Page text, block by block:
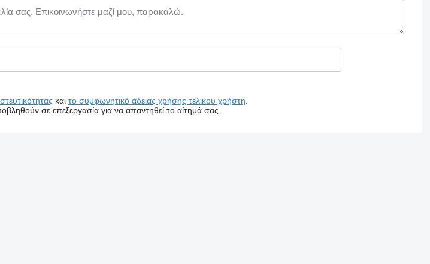
και το συμφωνητικό άδειας χρήσης τελικού χρήστη
σε επεξεργασία για να απαντηθεί το αίτημά σας.